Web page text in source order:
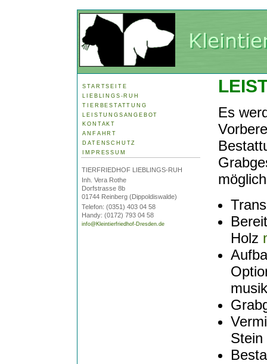
STARTSEITE
LIEBLINGS-RUH
TIERBESTATTUNG
LEISTUNGSANGEBOT
KONTAKT
ANFAHRT
DATENSCHUTZ
IMPRESSUM
TIERFRIEDHOF LIEBLINGS-RUH
Inh. Vera Rothe
Dorfstrasse 8b
01744 Reinberg (Dippoldiswalde)
Telefon: (0351) 403 04 58
Handy: (0172) 793 04 58
info@Kleintierfriedhof-Dresden.de
Es
Holz
Stein